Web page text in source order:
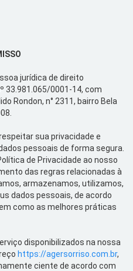
jurídica de direito
33.981.065/0001-14, com
Rondon, n° 2311, bairro Bela
sua privacidade e
pessoais de forma segura.
de Privacidade ao nosso
das regras relacionadas à
armazenamos, utilizamos,
dados pessoais, de acordo
como as melhores práticas
disponibilizados na nossa
https://agersorriso.com.br,
ciente de acordo com